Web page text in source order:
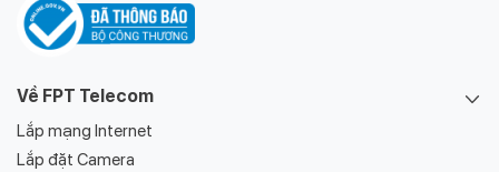
Về FPT Telecom
Lắp mạng Internet
Lắp đặt Camera